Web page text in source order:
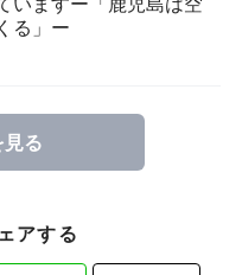
る」ー
る
アする